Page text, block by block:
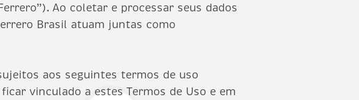
Ao coletar e processar seus dados
Brasil atuam juntas como
aos seguintes termos de uso
vinculado a estes Termos de Uso e em